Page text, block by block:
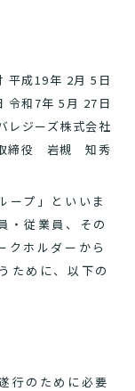
平成19年 2月 5日
令和7年 5月 27日
レジーズ株式会社
締役 岩槻 知秀
ープ」といいま
・従業員、その
クホルダーから
ために、以下の
行のために必要